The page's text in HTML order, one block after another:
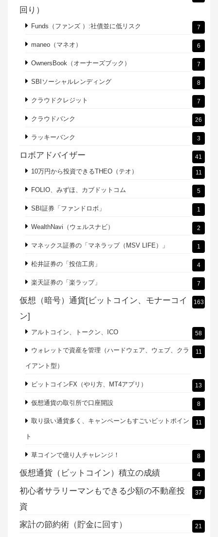
回り）
Funds（ファンズ ）:社債並に低リスク 7
maneo（マネオ） 6
OwnersBook（オーナーズブック） 7
SBIソーシャルレンディング 8
クラウドクレジット 7
クラウドバンク 26
ラッキーバンク 3
ロボアドバイザー 41
10万円から投資できるTHEO（テオ） 11
FOLIO、みずほ、カブドットコム 5
SBI証券「ファンドロボ」 1
WealthNavi（ウェルスナビ） 2
マネックス証券の「マネラップ（MSV LIFE）」 1
松井証券の「投信工房」 4
楽天証券の「楽ラップ」 7
仮想（暗号）通貨[ビットコイン、モナーコイ
ン]
163
アルトコイン、トークン、ICO 58
ウォレットで資産を管理（ハードウェア、ウェブ、クラ
イアント型）
11
ビットコインFX（やり方、MT4アプリ） 13
仮想通貨の取引所で口座開設 8
取り扱い通貨多く、キャンペーンもすごいビットポイン
ト
11
草コインで億り人チャレンジ！ 8
仮想通貨（ビットコイン）積立の成績 4
初心者サラリーマンもできる少額の不動産投
資
37
家計の節約術（貯金に回す） 21